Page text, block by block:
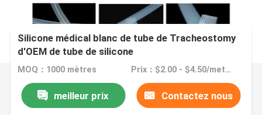
Silicone médical blanc de tube de Tracheostomy
d'OEM de tube de silicone
MOQ：1000 mètres Prix：$2.00 - $4.50/meters
meilleur prix Contactez nous